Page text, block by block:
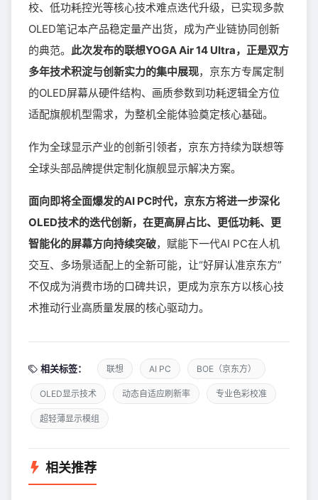
校、低功耗控光等核心技术难点迭代升级，已实现多款
OLED笔记本产品稳定量产出货，成为产业链协同创新
的典范。 此次发布的联想YOGA Air 14 Ultra，正是双方
多年技术积淀与创新实力的集中展现，京东方专属定制
的OLED屏幕从硬件结构、画质参数到功耗逻辑全方位
适配旗舰机型需求，为整机全能体验奠定核心基础。
作为全球显示产业的创新引领者，京东方持续为联想等
全球头部品牌提供定制化旗舰显示解决方案。
面向即将全面爆发的AI PC时代，京东方将进一步深化
OLED技术的迭代创新，在更高屏占比、更低功耗、更
智能化的屏幕方向持续突破，赋能下一代AI PC在人机
交互、多场景适配上的全新可能，让“好屏认准京东方”
不仅成为消费市场的口碑共识，更成为京东方以核心技
术推动行业高质量发展的核心驱动力。
相关标签： 联想 AI PC BOE（京东方）
OLED显示技术 动态自适应刷新率 专业色彩校准
超轻薄显示模组
相关推荐